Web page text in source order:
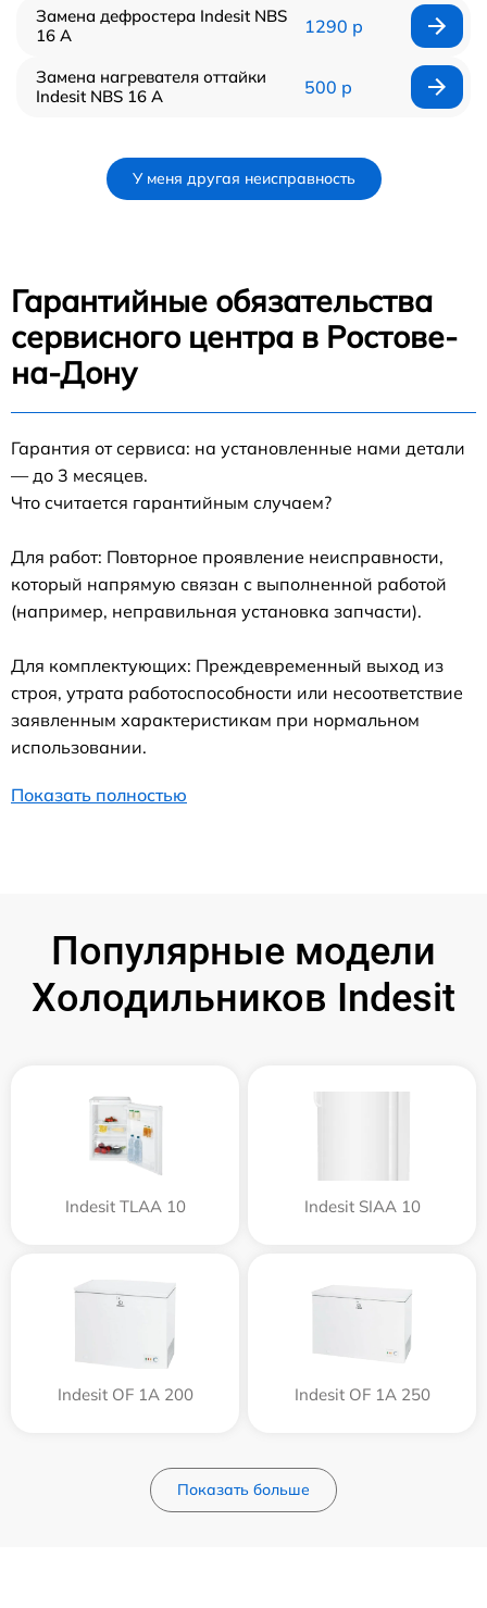
Замена дефростера Indesit NBS
16 A
1290 р
Замена нагревателя оттайки
Indesit NBS 16 A
500 р
У меня другая неисправность
Гарантийные обязательства
сервисного центра в Ростове-
на-Дону
Гарантия от сервиса: на установленные нами детали
— до 3 месяцев.
Что считается гарантийным случаем?
Для работ: Повторное проявление неисправности,
который напрямую связан с выполненной работой
(например, неправильная установка запчасти).
Для комплектующих: Преждевременный выход из
строя, утрата работоспособности или несоответствие
заявленным характеристикам при нормальном
использовании.
Показать полностью
Популярные модели
Холодильников Indesit
Indesit TLAA 10 Indesit SIAA 10
Indesit OF 1A 200 Indesit OF 1A 250
Показать больше